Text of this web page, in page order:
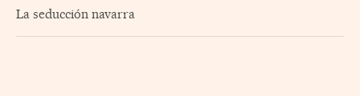
La seducción navarra